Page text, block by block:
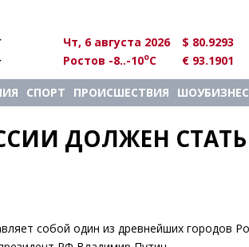
Чт, 6 августа 2026
$ 80.9293
Ростов -8..-10oC € 93.1901
СПОРТ ПРОИСШЕСТВИЯ ШОУБИЗНЕС
ДОЛЖЕН СТАТЬ
собой один из древнейших городов